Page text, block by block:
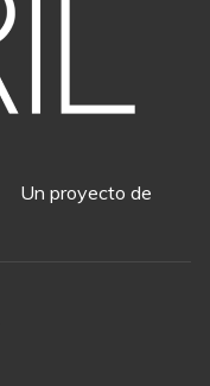
Un proyecto de